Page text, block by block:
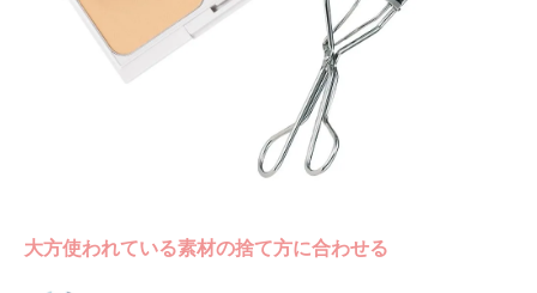
大方使われている素材の捨て方に合わせる